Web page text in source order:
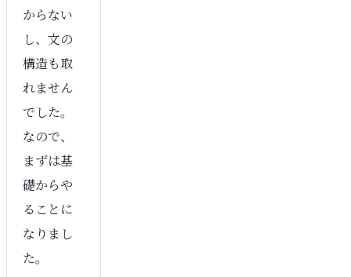
からない
し、文の
構造も取
れません
でした。
なので、
まずは基
礎からや
ることに
なりまし
た。